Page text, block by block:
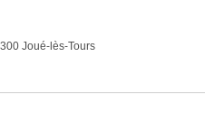
Joué-lès-Tours